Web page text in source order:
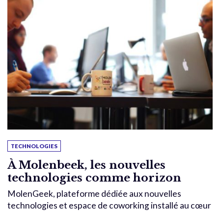
TECHNOLOGIES
À Molenbeek, les nouvelles
technologies comme horizon
MolenGeek, plateforme dédiée aux nouvelles
technologies et espace de coworking installé au cœur